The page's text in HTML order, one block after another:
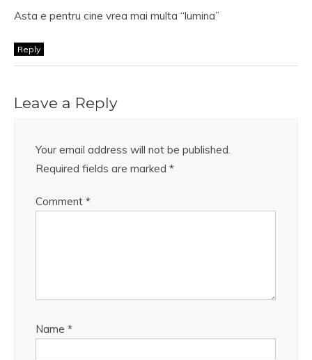
Asta e pentru cine vrea mai multa “lumina”
Reply
Leave a Reply
Your email address will not be published.
Required fields are marked *
Comment *
Name *